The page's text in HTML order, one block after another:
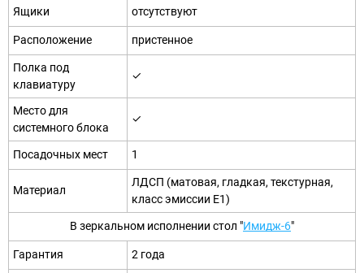
Ящики отсутствуют
Расположение пристенное
Полка под
клавиатуру
✓
Место для
системного блока
✓
Посадочных мест 1
Материал
ЛДСП (матовая, гладкая, текстурная,
класс эмиссии E1)
В зеркальном исполнении стол "Имидж-6"
Гарантия 2 года